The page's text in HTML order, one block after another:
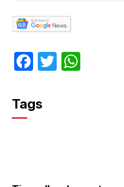
F
c
e
T
Tags